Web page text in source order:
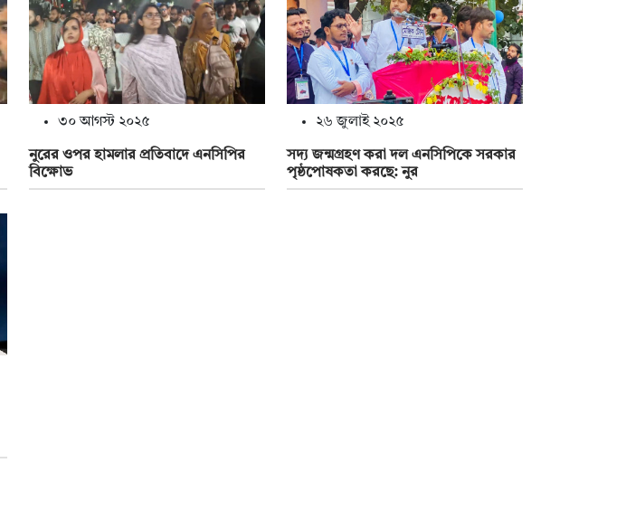
৩০ আগস্ট ২০২৫
নুরের ওপর হামলার প্রতিবাদে এনসিপির
বিক্ষোভ
২৬ জুলাই ২০২৫
সদ্য জন্মগ্রহণ করা দল এনসিপিকে সরকার
পৃষ্ঠপোষকতা করছে: নুর